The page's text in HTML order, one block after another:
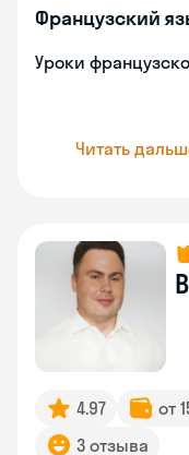
Французский
Уроки
Читать
4.97 от
3 отзыва